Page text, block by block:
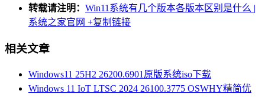
转载请注明： Win11系统有几个版本各版本区别是什么 |
系统之家官网 +复制链接
相关文章
Windows11 25H2 26200.6901原版系统iso下载
Windows 11 IoT LTSC 2024 26100.3775 OSWHY精简优